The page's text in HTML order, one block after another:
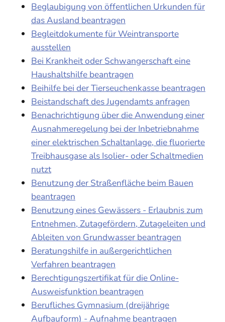
Beglaubigung von öffentlichen Urkunden für
das Ausland beantragen
Begleitdokumente für Weintransporte
ausstellen
Bei Krankheit oder Schwangerschaft eine
Haushaltshilfe beantragen
Beihilfe bei der Tierseuchenkasse beantragen
Beistandschaft des Jugendamts anfragen
Benachrichtigung über die Anwendung einer
Ausnahmeregelung bei der Inbetriebnahme
einer elektrischen Schaltanlage, die fluorierte
Treibhausgase als Isolier- oder Schaltmedien
nutzt
Benutzung der Straßenfläche beim Bauen
beantragen
Benutzung eines Gewässers - Erlaubnis zum
Entnehmen, Zutagefördern, Zutageleiten und
Ableiten von Grundwasser beantragen
Beratungshilfe in außergerichtlichen
Verfahren beantragen
Berechtigungszertifikat für die Online-
Ausweisfunktion beantragen
Berufliches Gymnasium (dreijährige
Aufbauform) - Aufnahme beantragen